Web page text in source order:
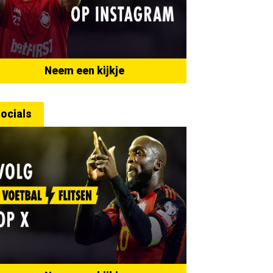
Neem een kijkje